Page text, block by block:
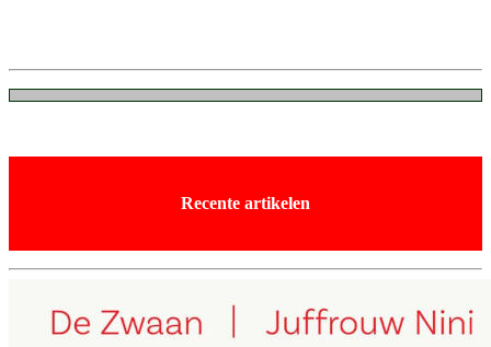
Recente artikelen